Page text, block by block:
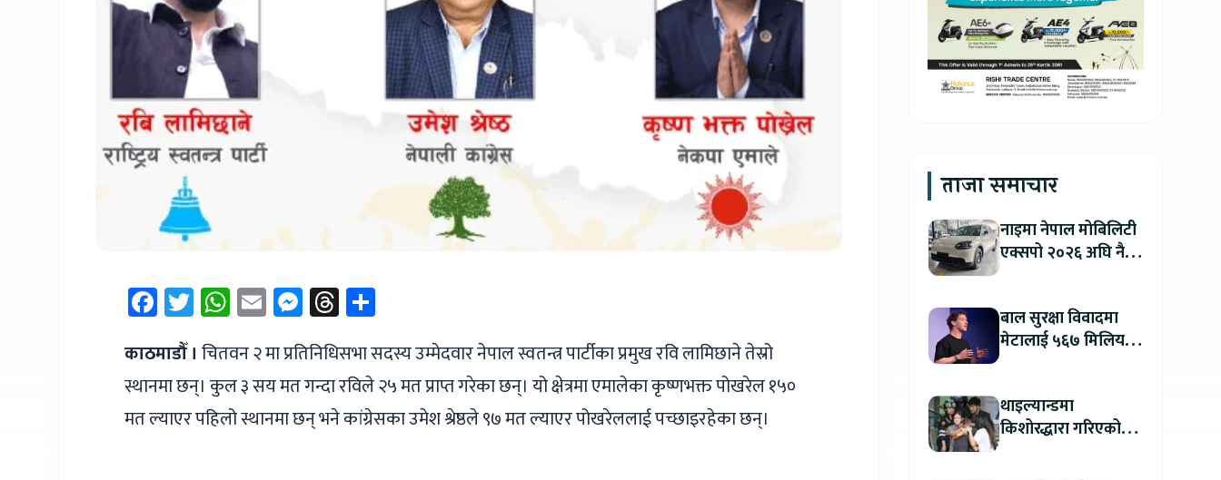
Facebook
Twitter
WhatsApp
EmailMessenger
Threads
काठमाडौँ । चितवन २ मा प्रतिनिधिसभा सदस्य उम्मेदवार नेपाल स्वतन्त्र पार्टीका प्रमुख रवि लामिछाने तेस्रो
स्थानमा छन्। कुल ३ सय मत गन्दा रविले २५ मत प्राप्त गरेका छन्। यो क्षेत्रमा एमालेका कृष्णभक्त पोखरेल १५०
मत ल्याएर पहिलो स्थानमा छन् भने कांग्रेसका उमेश श्रेष्ठले ९७ मत ल्याएर पोखरेललाई पच्छाइरहेका छन्।
ताजा समाचार
नाइमा नेपाल मोबिलिटी
एक्सपो २०२६ अघि नै
बाल सुरक्षा विवादमा
मेटालाई ५६७ मिलियन
थाइल्यान्डमा
किशोरद्धारा गरिएको